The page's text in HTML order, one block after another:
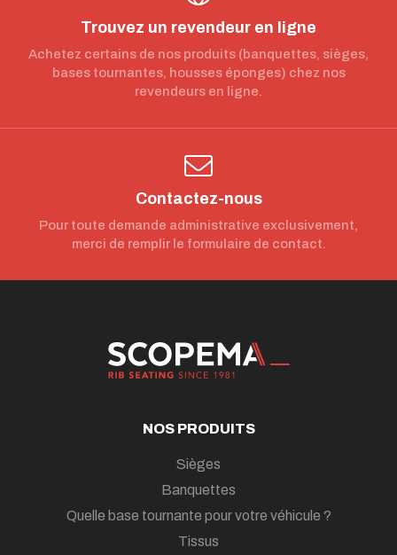
Trouvez un revendeur en ligne
Achetez certains de nos produits (banquettes, sièges,
bases tournantes, housses éponges) chez nos
revendeurs en ligne.
Contactez-nous
Pour toute demande administrative exclusivement,
merci de remplir le formulaire de contact.
NOS PRODUITS
Sièges
Banquettes
Quelle base tournante pour votre véhicule ?
Tissus